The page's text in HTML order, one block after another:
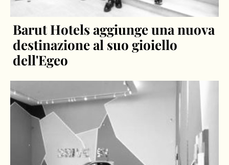
Barut Hotels aggiunge una nuova
destinazione al suo gioiello
dell'Egeo